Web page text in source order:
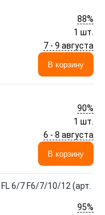
88%
1 шт.
7 - 9 августа
В корзину
90%
1 шт.
6 - 8 августа
В корзину
6/7 F6/7/10/12 (арт.
95%